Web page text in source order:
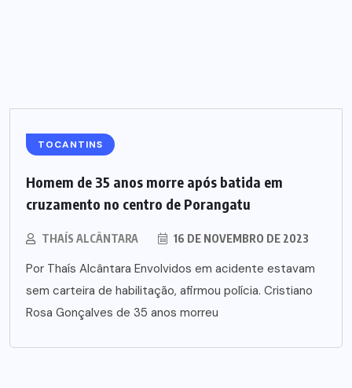
TOCANTINS
Homem de 35 anos morre após batida em
cruzamento no centro de Porangatu
THAÍS ALCÂNTARA 16 DE NOVEMBRO DE 2023
Por Thaís Alcântara Envolvidos em acidente estavam
sem carteira de habilitação, afirmou polícia. Cristiano
Rosa Gonçalves de 35 anos morreu